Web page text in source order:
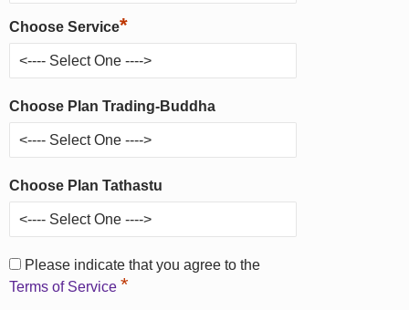
Choose Service*
Choose Plan Trading-Buddha
Choose Plan Tathastu
Please indicate that you agree to the
Terms of Service *